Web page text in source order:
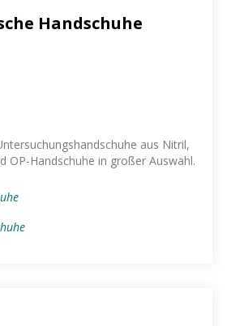
Handschuhe
aus Nitril,
OP-Handschuhe in großer Auswahl.